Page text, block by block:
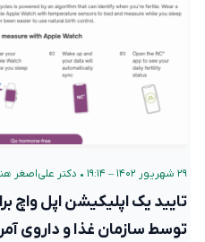
۲۹ شهریور ۱۴۰۲ – ۱۹:۱۴ • دکتر علی‌اصغر
تایید یک اپلیکیشن اپل واچ
توسط سازمان غذا و داروی